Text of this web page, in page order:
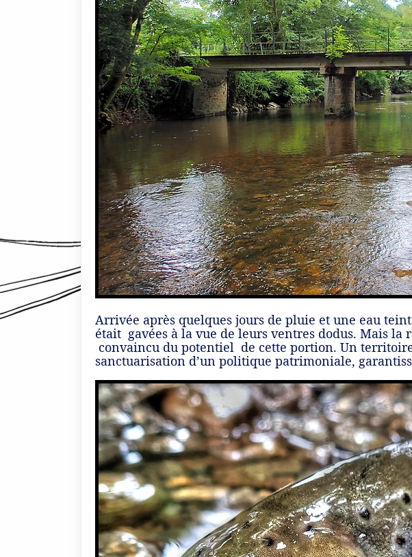
Arrivée après quelques jours de pluie et une eau
était gavées à la vue de leurs ventres dodus. Mais la
convaincu du potentiel de cette portion. Un
sanctuarisation d’un politique patrimoniale,